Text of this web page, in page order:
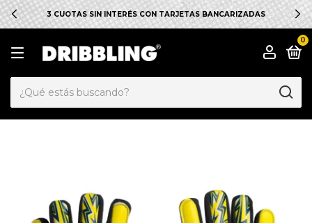
3 CUOTAS SIN INTERÉS CON TARJETAS BANCARIZADAS
0